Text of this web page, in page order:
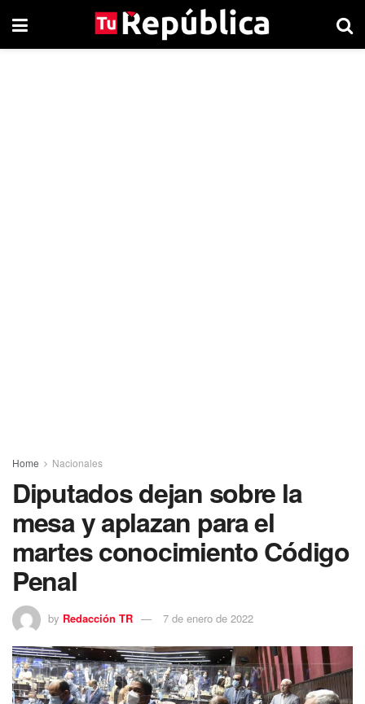
Home Nacionales
Diputados dejan sobre la
mesa y aplazan para el
martes conocimiento Código
Penal
by Redacción TR 7 de enero de 2022